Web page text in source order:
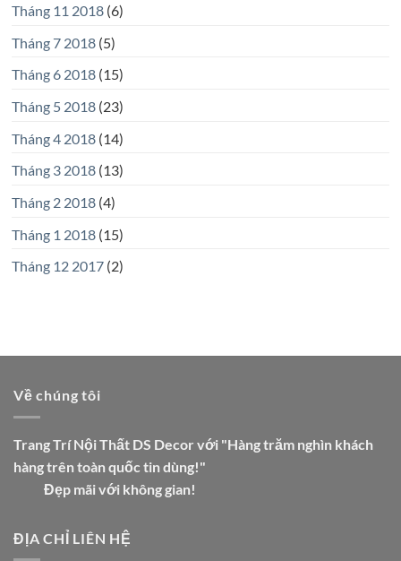
Tháng 11 2018(6)
Tháng 7 2018(5)
Tháng 6 2018(15)
Tháng 5 2018(23)
Tháng 4 2018(14)
Tháng 3 2018(13)
Tháng 2 2018(4)
Tháng 1 2018(15)
Tháng 12 2017(2)
Về chúng tôi
Trang Trí Nội Thất DS Decor với "Hàng trăm nghìn khách
hàng trên toàn quốc tin dùng!"
Đẹp mãi với không gian!
ĐỊA CHỈ LIÊN HỆ